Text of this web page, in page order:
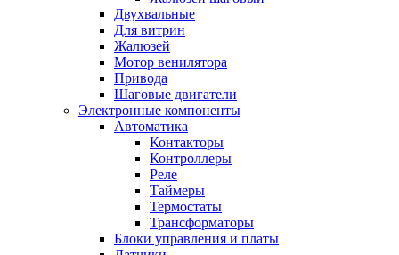
Двухвальные
Для витрин
Жалюзей
Мотор венилятора
Привода
Шаговые двигатели
Электронные компоненты
Автоматика
Контакторы
Контроллеры
Реле
Таймеры
Термостаты
Трансформаторы
Блоки управления и платы